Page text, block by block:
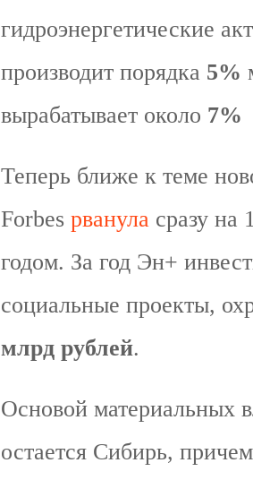
гидроэнергетические
производит порядка 5%
вырабатывает около 7%
Теперь ближе к теме
Forbes рванула сразу на
годом. За год Эн+
социальные проекты,
млрд рублей.
Основой материальных
остается Сибирь,